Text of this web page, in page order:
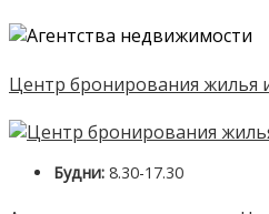
Центр бронирования жилья
Будни: 8.30-17.30